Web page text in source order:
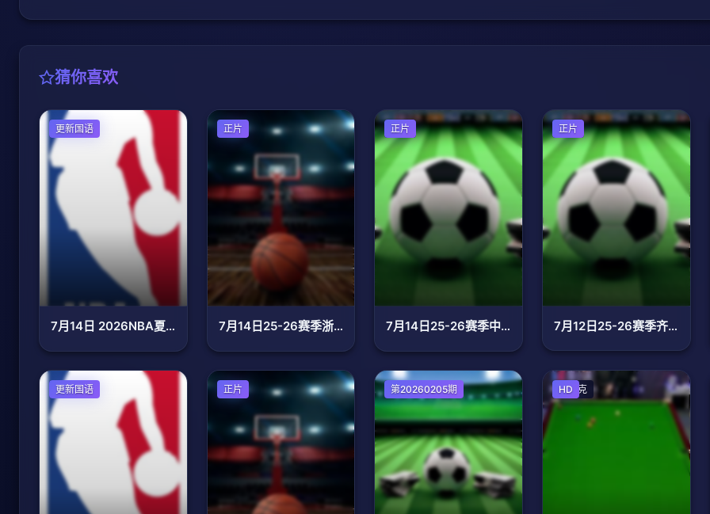
猜你喜欢
篮球
更新国语
7月14日 2026NBA夏季联赛 热火VS骑士
篮球
正片
7月14日25-26赛季浙BA 青田66VS51莲都
足球
正片
7月14日25-26赛季中超联赛 浙江俱乐部绿城VS青岛海牛
足球
正片
7月12日25-26赛季齐鲁超赛 菏泽队VS聊城传奇农商行
篮球
更新国语 篮球
正片 足球
第20260205期 斯诺克
HD